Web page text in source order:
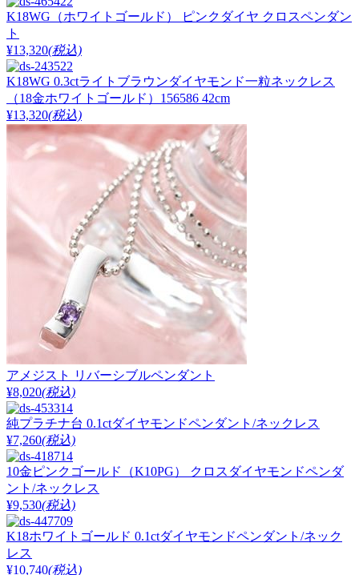
K18WG（ホワイトゴールド） ピンクダイヤ クロスペンダン
ト
¥13,320(税込)
K18WG 0.3ctライトブラウンダイヤモンド一粒ネックレス
（18金ホワイトゴールド）156586 42cm
¥13,320(税込)
アメジスト リバーシブルペンダント
¥8,020(税込)
純プラチナ台 0.1ctダイヤモンドペンダント/ネックレス
¥7,260(税込)
10金ピンクゴールド（K10PG） クロスダイヤモンドペンダ
ント/ネックレス
¥9,530(税込)
K18ホワイトゴールド 0.1ctダイヤモンドペンダント/ネック
レス
¥10,740(税込)